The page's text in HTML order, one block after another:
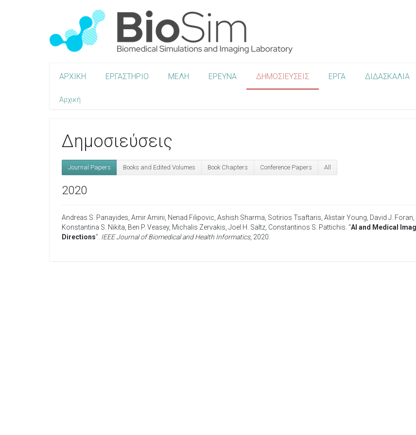
ΑΡΧΙΚΗ ΕΡΓΑΣΤΗΡΙΟ ΜΕΛΗ ΕΡΕΥΝΑ ΔΗΜΟΣΙΕΥΣΕΙΣ ΕΡΓΑ ΔΙΔΑΣΚΑΛΙΑ
Αρχική
Δημοσιεύσεις
Journal Papers Books and Edited Volumes Book Chapters Conference Papers All
2020
Andreas S. Panayides Amir Amini Nenad Filipovic Ashish Sharma Sotirios Tsaftaris Alistair Young David J. Foran
Konstantina S. Nikita Ben P. Veasey, Michalis Zervakis Joel H. Saltz Constantinos S. Pattichis . “AI and Medical
Directions”. IEEE Journal of Biomedical and Health Informatics, 2020